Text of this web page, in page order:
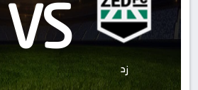
زد VS